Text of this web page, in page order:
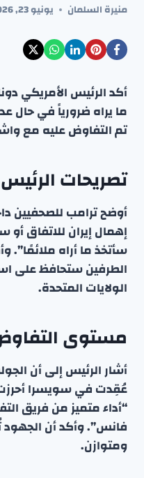
منيرة السلمان يونيو 23, 2026
أكد الرئيس الأمريكي
ما يراه ضرورياً في حال
تم التفاوض عليه مع
تصريحات
أوضح ترامب للصحفيين
إهمال إيران للاتفاق أو
سأتخذ ما أراه ملائمًا”.
الطرفين ستحافظ على
الولايات المتحدة.
مستوى
أشار الرئيس إلى أن
عُقِدت في سويسرا
“أداء متميز من فريق
فانس”. وأكد أن
ومتوازن.